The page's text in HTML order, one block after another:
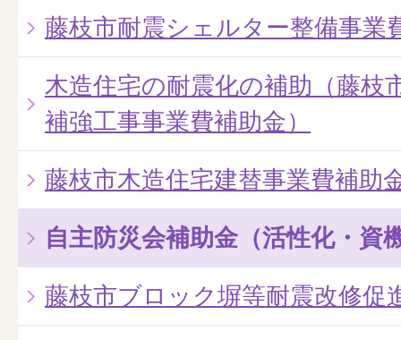
藤枝市耐震シェルター整備事業
木造住宅の耐震化の補助（藤枝
補強工事事業費補助金）
藤枝市木造住宅建替事業費補助
自主防災会補助金（活性化・資
藤枝市ブロック塀等耐震改修促